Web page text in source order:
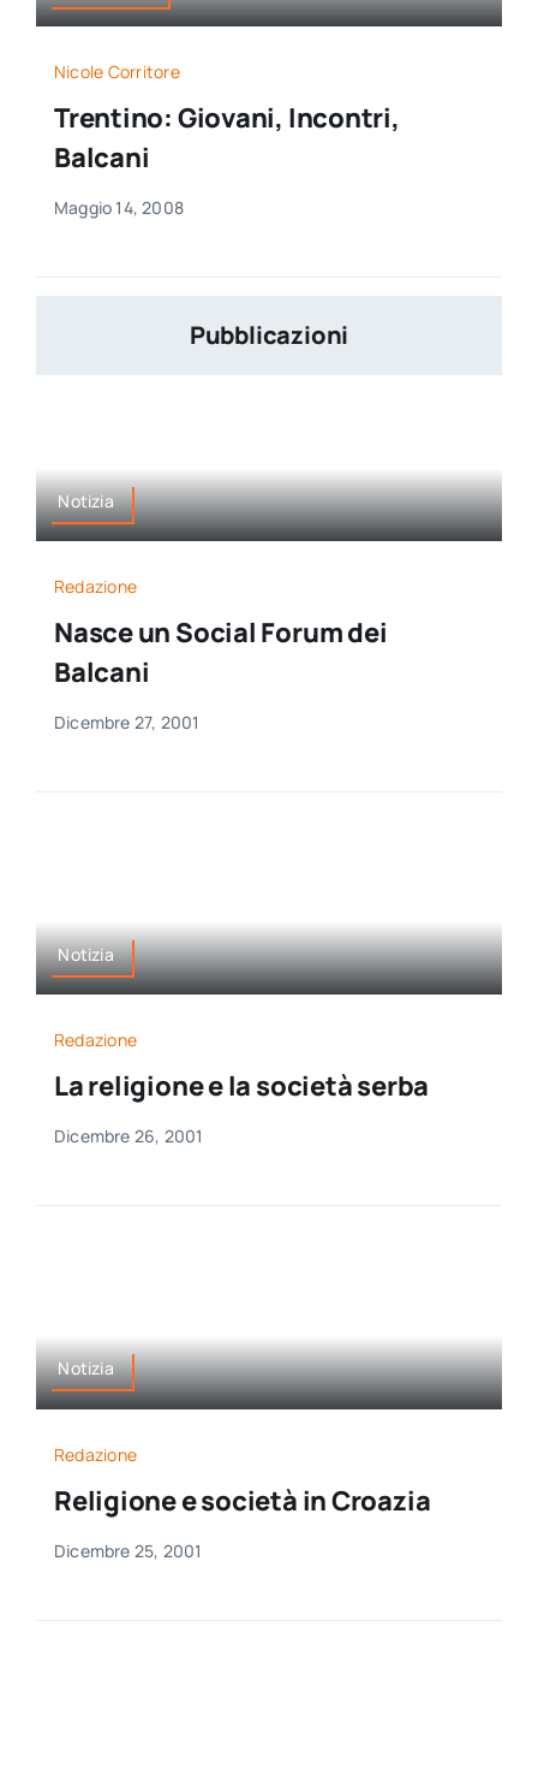
Nicole Corritore
Trentino: Giovani, Incontri,
Balcani
Maggio 14, 2008
Pubblicazioni
Notizia
Redazione
Nasce un Social Forum dei
Balcani
Dicembre 27, 2001
Notizia
Redazione
La religione e la società serba
Dicembre 26, 2001
Notizia
Redazione
Religione e società in Croazia
Dicembre 25, 2001